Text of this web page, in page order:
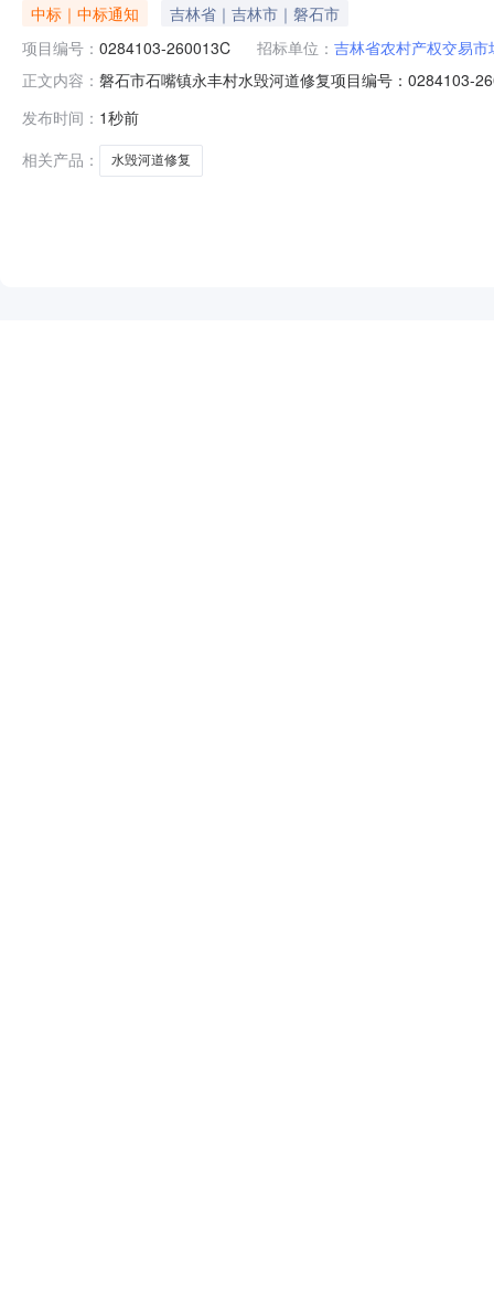
中标｜中标通知
吉林省｜吉林市｜磐石市
项目编号： 0284103-260013C 招标单位： 吉林省农村产权交易市
正文内容： 磐石市石嘴镇永丰村水毁河道修复项目编号：0284103-
开栏、磐石市石嘴镇永丰村经济联合社采购人：方先贵
发布时间： 1秒前
相关产品：
水毁河道修复